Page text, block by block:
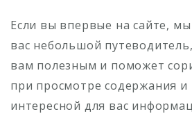
Если вы впервые на сайте,
вас небольшой
вам полезным и поможет
при просмотре содержания и
интересной для вас